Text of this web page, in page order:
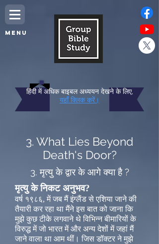
MENU
हिंदी में अधिक बाइबल अध्ययन देखने के लिए,
यहाँ क्लिक करें।
3. What Lies Beyond
Death's Door?
3. मृत्यु के द्वार के आगे क्या है ?
मृत्यु के निकट अनुभव?
वर्ष १९८६, में जब मैं इंग्लैंड से एशिया जाने की
तैयारी कर रहा था मैंने इस बात को जाना कि
मुझे कुछ टीके लगवाने थे विभिन्न बीमारियों के
विरुद्ध में जो भारत में और अन्य देशों में जहां मैं
जाने वाला था आम थीं। जिस डॉक्टर ने मुझे